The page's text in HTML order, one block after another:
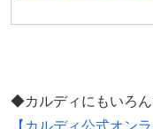
◆カルディにもいろ
【カルディ公式オン